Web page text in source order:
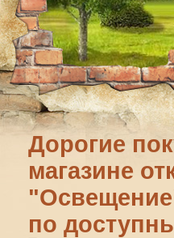
Дорогие
магазине
по